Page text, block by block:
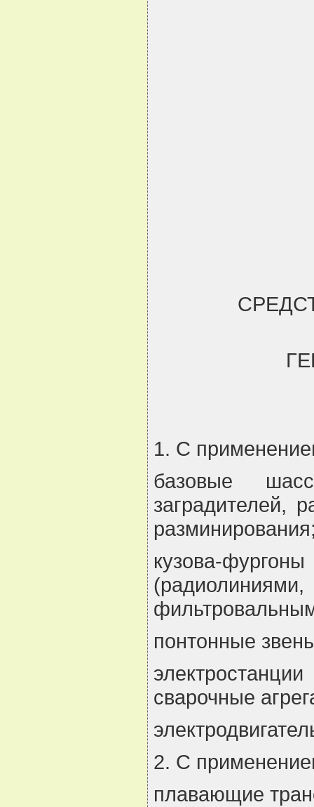
1. С
базовые
заградителей,
кузова-
понтонные
сварочные
2. С
плавающие